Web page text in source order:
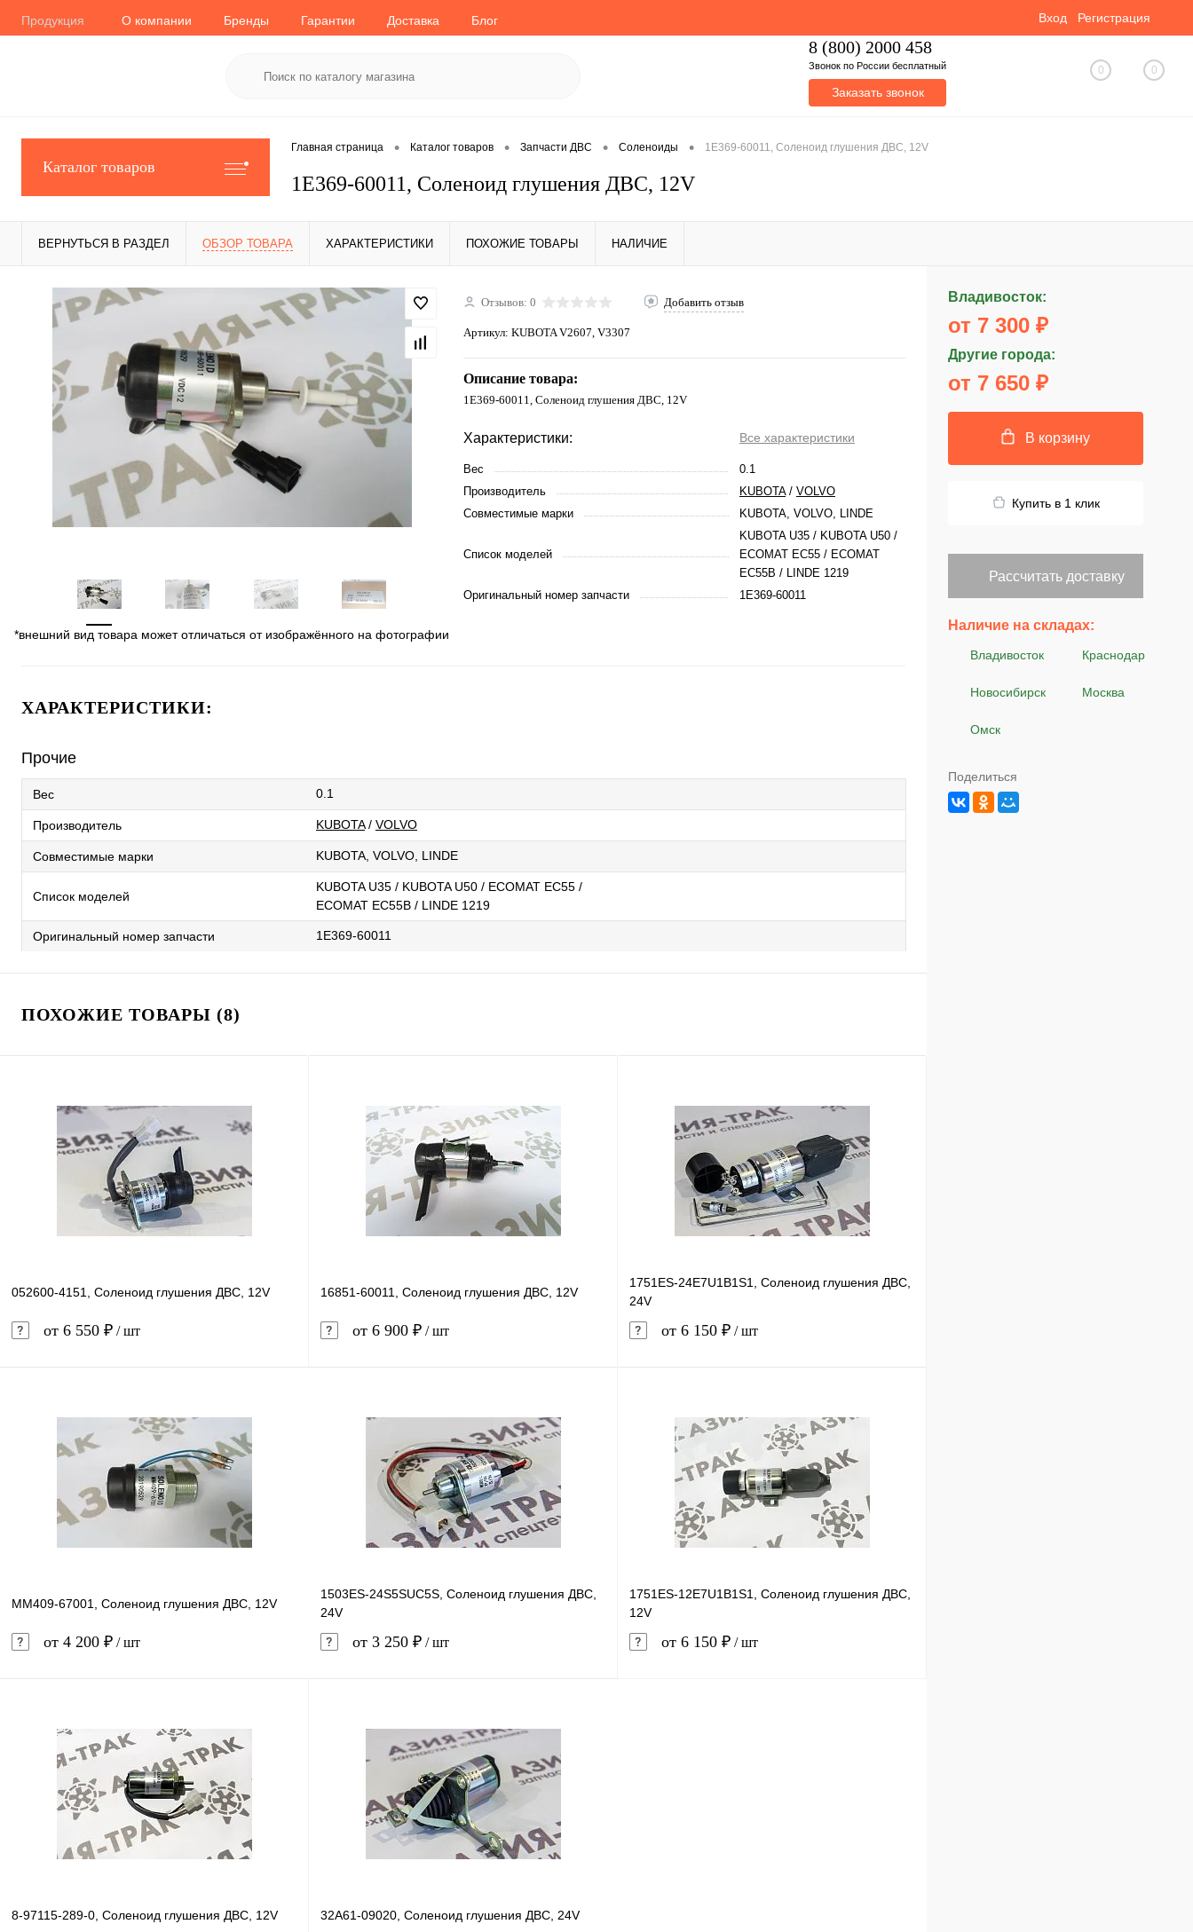
Продукция О компании Бренды Гарантии Доставка Блог Вход Регистрация
8 (800) 2000 458
Звонок по России бесплатный
Заказать звонок
0 0
Каталог товаров
Главная страница • Каталог товаров • Запчасти ДВС • Соленоиды • 1E369-60011, Соленоид глушения ДВС, 12V
1E369-60011, Соленоид глушения ДВС, 12V
ВЕРНУТЬСЯ В РАЗДЕЛ ОБЗОР ТОВАРА ХАРАКТЕРИСТИКИ ПОХОЖИЕ ТОВАРЫ НАЛИЧИЕ
*внешний вид товара может отличаться от изображённого на фотографии
Отзывов: 0 Добавить отзыв
Артикул: KUBOTA V2607, V3307
Описание товара:
1E369-60011, Соленоид глушения ДВС, 12V
Характеристики: Все характеристики
Вес
0.1
Производитель
KUBOTA/ VOLVO
Совместимые марки
KUBOTA, VOLVO, LINDE
Список моделей
KUBOTA U35 / KUBOTA U50 /
ECOMAT EC55 / ECOMAT
EC55B / LINDE 1219
Оригинальный номер запчасти
1E369-60011
ХАРАКТЕРИСТИКИ:
Прочие
Вес 0.1
Производитель KUBOTA/ VOLVO
Совместимые марки KUBOTA, VOLVO, LINDE
Список моделей
KUBOTA U35 / KUBOTA U50 / ECOMAT EC55 /
ECOMAT EC55B / LINDE 1219
Оригинальный номер запчасти 1E369-60011
ПОХОЖИЕ ТОВАРЫ (8)
052600-4151, Соленоид глушения ДВС, 12V
от 6 550 ₽ / шт
Купить в 1 клик Сравнение
В наличии
16851-60011, Соленоид глушения ДВС, 12V
от 6 900 ₽ / шт
Купить в 1 клик Сравнение
В избранное В наличии
1751ES-24E7U1B1S1, Соленоид глушения ДВС,
24V
от 6 150 ₽ / шт
Купить в 1 клик Сравнение
В избранное В наличии
MM409-67001, Соленоид глушения ДВС, 12V
от 4 200 ₽ / шт
Купить в 1 клик Сравнение
В избранное В наличии
1503ES-24S5SUC5S, Соленоид глушения ДВС,
24V
от 3 250 ₽ / шт
Купить в 1 клик Сравнение
В избранное В наличии
1751ES-12E7U1B1S1, Соленоид глушения ДВС,
12V
от 6 150 ₽ / шт
8-97115-289-0, Соленоид глушения ДВС, 12V 32А61-09020, Соленоид глушения ДВС, 24V
Владивосток:
от 7 300 ₽
Другие города:
от 7 650 ₽
В корзину
Купить в 1 клик
Рассчитать доставку
Наличие на складах:
Владивосток Краснодар
Новосибирск Москва
Омск
Поделиться